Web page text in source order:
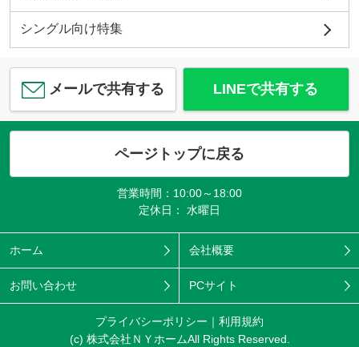
シングル向け特集
メールで共有する LINEで共有する
ページトップに戻る
営業時間：10:00～18:00
定休日： 水曜日
ホーム 会社概要
お問い合わせ PCサイト
プライバシーポリシー
利用規約
(c) 株式会社ＮＹホームAll Rights Reserved.